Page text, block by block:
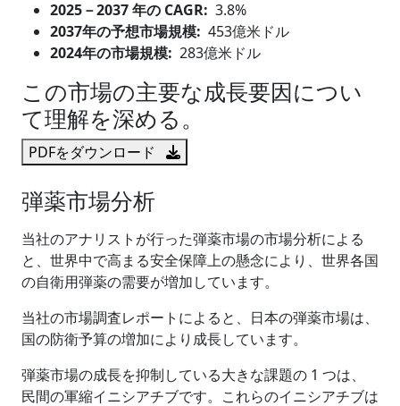
2025－2037 年の CAGR: 3.8%
2037年の予想市場規模: 453億米ドル
2024年の市場規模: 283億米ドル
この市場の主要な成長要因につい
て理解を深める。
PDFをダウンロード
弾薬市場分析
当社のアナリストが行った弾薬市場の市場分析による
と、世界中で高まる安全保障上の懸念により、世界各国
の自衛用弾薬の需要が増加しています。
当社の市場調査レポートによると、日本の弾薬市場は、
国の防衛予算の増加により成長しています。
弾薬市場の成長を抑制している大きな課題の 1 つは、
民間の軍縮イニシアチブです。これらのイニシアチブは